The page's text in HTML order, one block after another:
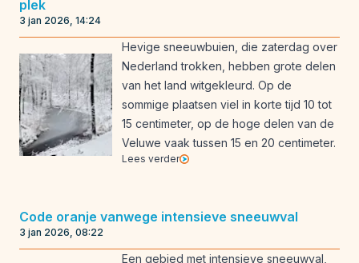
plek
3 jan 2026, 14:24
Hevige sneeuwbuien, die zaterdag over
Nederland trokken, hebben grote delen
van het land witgekleurd. Op de
sommige plaatsen viel in korte tijd 10 tot
15 centimeter, op de hoge delen van de
Veluwe vaak tussen 15 en 20 centimeter.
Lees verder
Code oranje vanwege intensieve sneeuwval
3 jan 2026, 08:22
Een gebied met intensieve sneeuwval,